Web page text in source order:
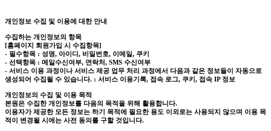
개인정보 수집 및 이용에 대한 안내
수집하는 개인정보의 항목
[홈페이지 회원가입 시 수집항목]
- 필수항목 : 성명, 아이디, 비밀번호, 이메일, 쿠키
- 선택항목 : 메일수신여부, 연락처, SMS 수신여부
- 서비스 이용 과정이나 서비스 제공 업무 처리 과정에서 다음과 같은 정보들이 자동으로
생성되어 수집될 수 있습니다. : 서비스 이용기록, 접속 로그, 쿠키, 접속 IP 정보
개인정보의 수집 및 이용 목적
본원은 수집한 개인정보를 다음의 목적을 위해 활용합니다.
이용자가 제공한 모든 정보는 하기 목적에 필요한 용도 이외로는 사용되지 않으며 이용 목
적이 변경될 시에는 사전 동의를 구할 것입니다.